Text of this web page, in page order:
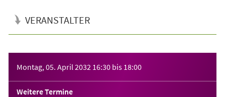
VERANSTALTER
Montag, 05. April 2032 16:30 bis 18:00
Weitere Termine